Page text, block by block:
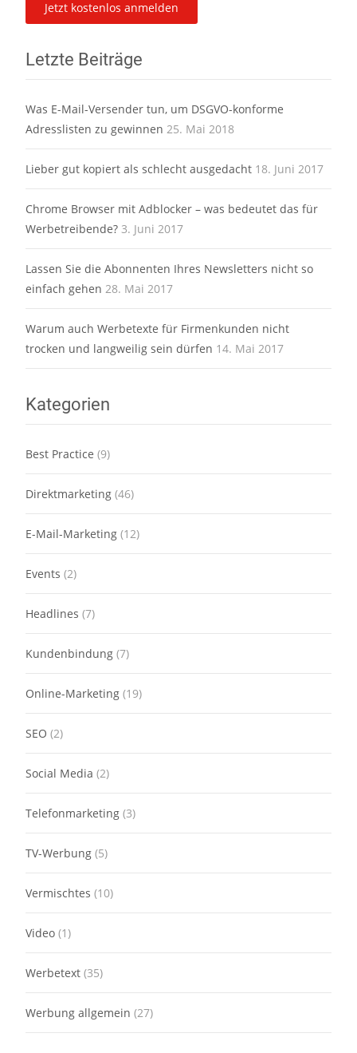
Letzte Beiträge
Was E-Mail-Versender tun, um DSGVO-konforme
Adresslisten zu gewinnen 25. Mai 2018
Lieber gut kopiert als schlecht ausgedacht 18. Juni 2017
Chrome Browser mit Adblocker – was bedeutet das für
Werbetreibende? 3. Juni 2017
Lassen Sie die Abonnenten Ihres Newsletters nicht so
einfach gehen 28. Mai 2017
Warum auch Werbetexte für Firmenkunden nicht
trocken und langweilig sein dürfen 14. Mai 2017
Kategorien
Best Practice (9)
Direktmarketing (46)
E-Mail-Marketing (12)
Events (2)
Headlines (7)
Kundenbindung (7)
Online-Marketing (19)
SEO (2)
Social Media (2)
Telefonmarketing (3)
TV-Werbung (5)
Vermischtes (10)
Video (1)
Werbetext (35)
Werbung allgemein (27)